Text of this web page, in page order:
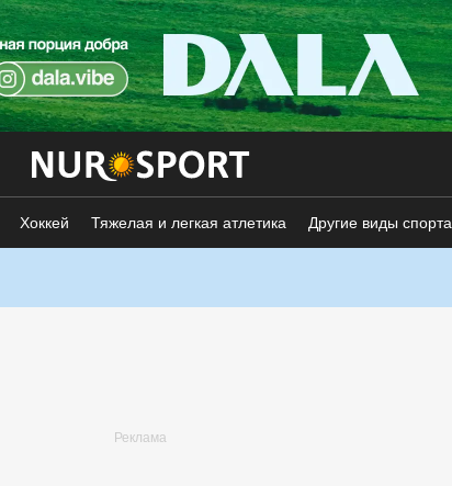
Хоккей Тяжелая и легкая атлетика Другие виды спорта